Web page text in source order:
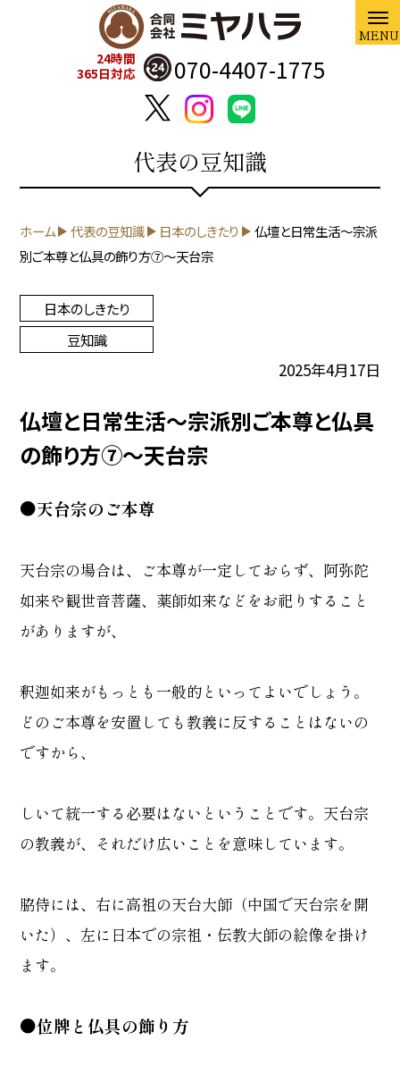
24時間
365日対応
070-4407-1775
代表の豆知識
ホーム 代表の豆知識 日本のしきたり
仏壇と日常生活～宗派
別ご本尊と仏具の飾り方⑦～天台宗
日本のしきたり
豆知識
2025年4月17日
仏壇と日常生活～宗派別ご本尊と仏具
の飾り方⑦～天台宗
●天台宗のご本尊
天台宗の場合は、ご本尊が一定しておらず、阿弥陀
如来や観世音菩薩、薬師如来などをお祀りすること
がありますが、
釈迦如来がもっとも一般的といってよいでしょう。
どのご本尊を安置しても教義に反することはないの
ですから、
しいて統一する必要はないということです。天台宗
の教義が、それだけ広いことを意味しています。
脇侍には、右に高祖の天台大師（中国で天台宗を開
いた）、左に日本での宗祖・伝教大師の絵像を掛け
ます。
●位牌と仏具の飾り方